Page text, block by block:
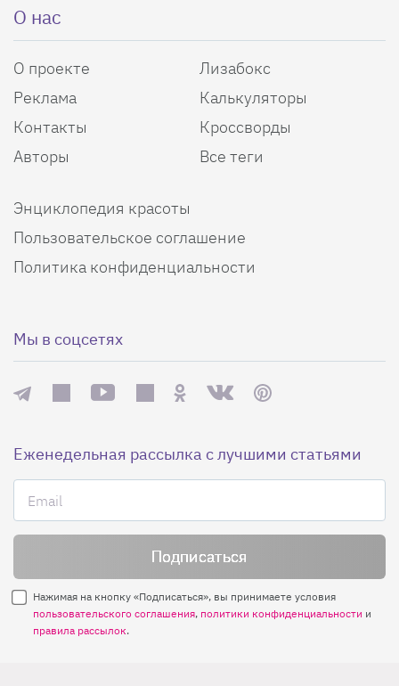
О нас
О проекте
Реклама
Контакты
Авторы
Лизабокс
Калькуляторы
Кроссворды
Все теги
Энциклопедия красоты
Пользовательское соглашение
Политика конфиденциальности
Мы в соцсетях
Еженедельная рассылка с лучшими статьями
Нажимая на кнопку «Подписаться», вы принимаете условия
пользовательского соглашения, политики конфиденциальности и
правила рассылок.